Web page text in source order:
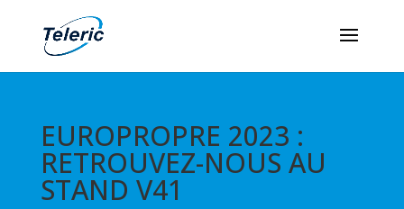
EUROPROPRE 2023 :
RETROUVEZ-NOUS AU
STAND V41